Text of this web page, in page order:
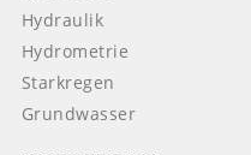
Hydraulik
Hydrometrie
Starkregen
Grundwasser